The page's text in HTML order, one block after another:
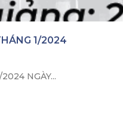
1/2024
NGÀY...